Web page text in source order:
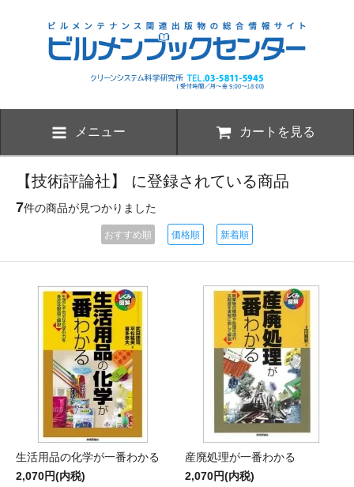
メニュー カートを見る
【技術評論社】 に登録されている商品
7件の商品が見つかりました
おすすめ順 価格順 新着順
生活用品の化学が一番わかる
2,070円(内税)
産廃処理が一番わかる
2,070円(内税)